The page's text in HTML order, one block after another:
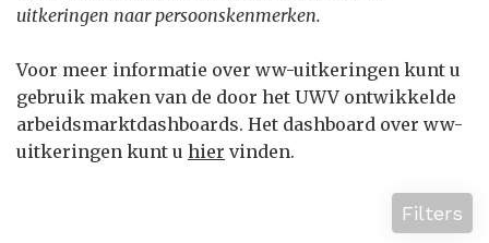
uitkeringen naar persoonskenmerken.
Voor meer informatie over ww-uitkeringen kunt u
gebruik maken van de door het UWV ontwikkelde
arbeidsmarktdashboards. Het dashboard over ww-
uitkeringen kunt u hier vinden.
Filters